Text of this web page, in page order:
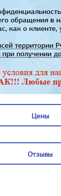
Цены
Отзывы